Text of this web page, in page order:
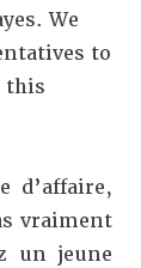
We
to
this
d’affaire,
vraiment
un jeune